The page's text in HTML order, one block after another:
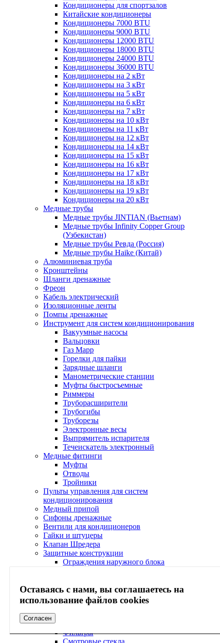
Оставаясь с нами, вы соглашаетесь на
использование файлов cookies
Согласен
Кондиционеры для спортзалов
Китайские кондиционеры
Кондиционеры 7000 BTU
Кондиционеры 9000 BTU
Кондиционеры 12000 BTU
Кондиционеры 18000 BTU
Кондиционеры 24000 BTU
Кондиционеры 36000 BTU
Кондиционеры на 2 кВт
Кондиционеры на 3 кВт
Кондиционеры на 5 кВт
Кондиционеры на 6 кВт
Кондиционеры на 7 кВт
Кондиционеры на 10 кВт
Кондиционеры на 11 кВт
Кондиционеры на 12 кВт
Кондиционеры на 14 кВт
Кондиционеры на 15 кВт
Кондиционеры на 16 кВт
Кондиционеры на 17 кВт
Кондиционеры на 18 кВт
Кондиционеры на 19 кВт
Кондиционеры на 20 кВт
Медные трубы
Медные трубы JINTIAN (Вьетнам)
Медные трубы Infinity Copper Group
(Узбекистан)
Медные трубы Ревда (Россия)
Медные трубы Haike (Китай)
Алюминиевая труба
Кронштейны
Шланги дренажные
Фреон
Кабель электрический
Изоляционные ленты
Помпы дренажные
Инструмент для систем кондиционирования
Вакуумные насосы
Вальцовки
Газ Mapp
Горелки для пайки
Зарядные шланги
Манометрические станции
Муфты быстросъемные
Риммеры
Труборасширители
Трубогибы
Труборезы
Электронные весы
Выпрямитель испарителя
Течеискатель электронный
Медные фитинги
Муфты
Отводы
Тройники
Пульты управления для систем
кондиционирования
Медный припой
Сифоны дренажные
Вентили для кондиционеров
Гайки и штуцеры
Клапан Шредера
Защитные конструкции
Ограждения наружного блока
Согласователи работы кондиционеров
Электрические вилки
Экраны
Сервисное обслуживание
Холодильная арматура Ридан
Фильтры